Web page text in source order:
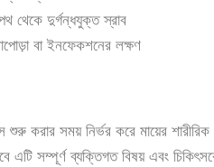
থেকে দুর্গন্ধযুক্ত স্রাব
বা ইনফেকশনের লক্ষণ
শুরু করার সময় নির্ভর করে মায়ের
এটি সম্পূর্ণ ব্যক্তিগত বিষয় এবং